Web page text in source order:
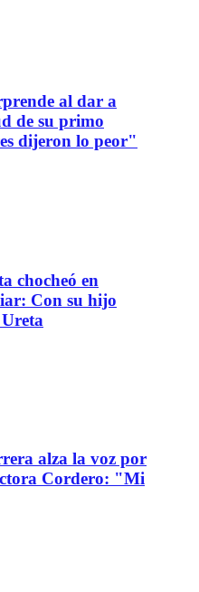
al dar a
de su primo
dijeron lo peor"
chocheó en
Con su hijo
alza la voz por
Cordero: "Mi